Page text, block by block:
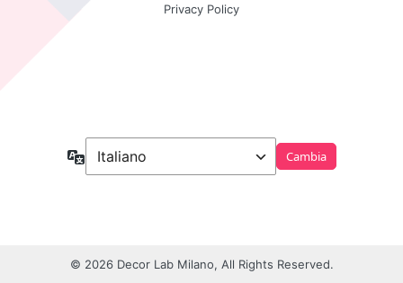
Privacy Policy
Lingua
© 2026 Decor Lab Milano, All Rights Reserved.